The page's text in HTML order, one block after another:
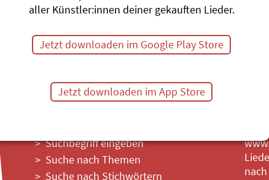
Suchbegriff eingeben
Suche nach Themen
Suche nach Stichwörtern
aller Künstler:innen deiner gekauften Lieder.
Jetzt downloaden im Google Play Store
Jetzt downloaden im App Store